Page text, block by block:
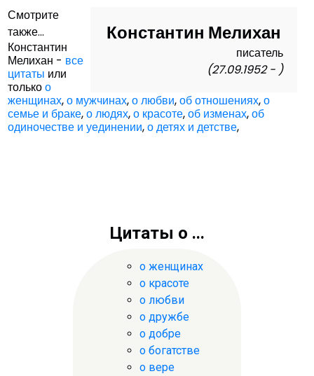
Константин Мелихан
писатель
(27.09.1952 - )
Смотрите
также...
Константин
Мелихан - все
цитаты или
толькоо
женщинах,о мужчинах,о любви,об отношениях,о
семье и браке,о людях,о красоте,об изменах,об
одиночестве и уединении,о детях и детстве,
Цитаты о ...
о женщинах
о красоте
о любви
о дружбе
о добре
о богатстве
о вере